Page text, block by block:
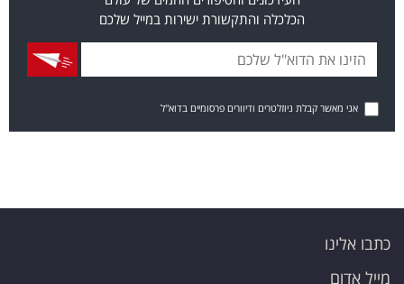
הכלכלה והתקשורת ישירות במייל שלכם
אני מאשר קבלת ניוזלטרים ודיוורים פרסומיים בדוא"ל
כתבו אלינו
מייל אדום